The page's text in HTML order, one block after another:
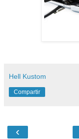
Hell Kustom
Compartir
‹